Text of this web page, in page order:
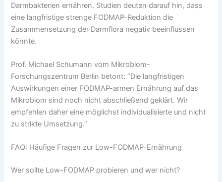
Darmbakterien ernähren. Studien deuten darauf hin, dass
eine langfristige strenge FODMAP-Reduktion die
Zusammensetzung der Darmflora negativ beeinflussen
könnte.
Prof. Michael Schumann vom Mikrobiom-
Forschungszentrum Berlin betont: “Die langfristigen
Auswirkungen einer FODMAP-armen Ernährung auf das
Mikrobiom sind noch nicht abschließend geklärt. Wir
empfehlen daher eine möglichst individualisierte und nicht
zu strikte Umsetzung.”
FAQ: Häufige Fragen zur Low-FODMAP-Ernährung
Wer sollte Low-FODMAP probieren und wer nicht?